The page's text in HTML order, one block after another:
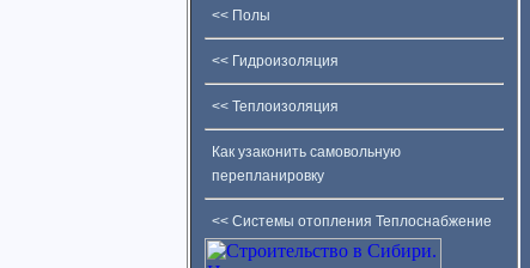
<< Полы
<< Гидроизоляция
<< Теплоизоляция
Как узаконить самовольную
перепланировку
<< Системы отопления Теплоснабжение